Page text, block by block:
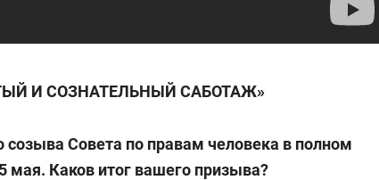
И СОЗНАТЕЛЬНЫЙ САБОТАЖ»
Совета по правам человека в полном
мая. Каков итог вашего призыва?